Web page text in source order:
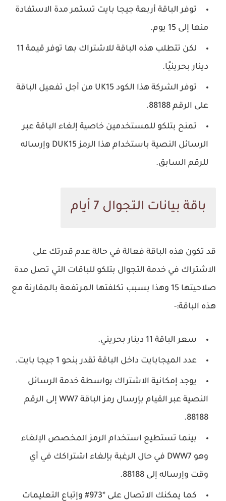
توفر الباقة أربعة جيجا بايت تستمر مدة الاستفادة
منها إلى 15 يوم.
لكن تتطلب هذه الباقة للاشتراك بها توفر قيمة 11
دينار بحرينيًا.
توفر الشركة هذا الكود UK15 من أجل تفعيل الباقة
على الرقم 88188.
تمنح بتلكو للمستخدمين خاصية إلغاء الباقة عبر
الرسائل النصية باستخدام هذا الرمز DUK15 وإرساله
للرقم السابق.
باقة بيانات التجوال 7 أيام
قد تكون هذه الباقة فعالة في حالة عدم قدرتك على
الاشتراك في خدمة التجوال بتلكو للباقات التي تصل مدة
صلاحيتها 15 وهذا بسبب تكلفتها المرتفعة بالمقارنة مع
هذه الباقة:-
سعر الباقة 11 دينار بحريني.
عدد الميجابايت داخل الباقة تقدر بنحو 1 جيجا بايت.
يوجد إمكانية الاشتراك بواسطة خدمة الرسائل
النصية عبر القيام بإرسال رمز الباقة WW7 إلى الرقم
88188.
بينما تستطيع استخدام الرمز المخصص الإلغاء
وهو DWW7 في حال الرغبة بإلغاء اشتراكك في أي
وقت وإرساله إلى 88188.
كما يمكنك الاتصال على *973# وإتباع التعليمات